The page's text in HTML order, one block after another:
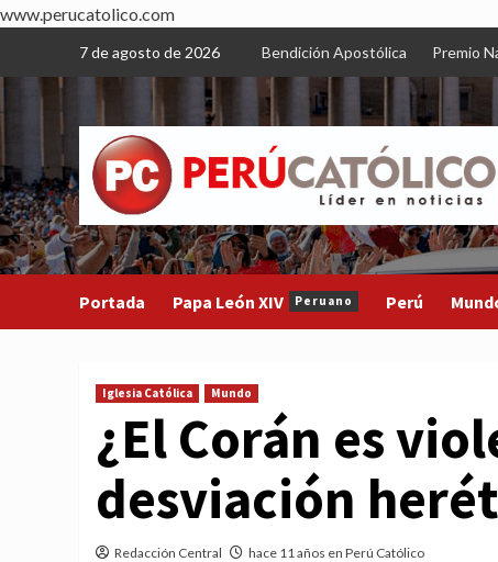
www.perucatolico.com
content
7 de agosto de 2026 Bendición Apostólica Premio
Portada Papa León XIV Peruano Perú
Iglesia Católica Mundo
¿El Corán es
desviación
Redacción Central hace 11 años en Perú Católico